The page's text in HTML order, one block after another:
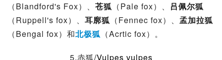
（Blandford's Fox）、 苍狐 （Pale fox）、 吕佩尔狐
（Ruppell's fox）、 耳廓狐 （Fennec fox）、 孟加拉狐
（Bengal fox）和北极狐 （Acrtic fox）。
5.赤狐/Vulpes vulpes